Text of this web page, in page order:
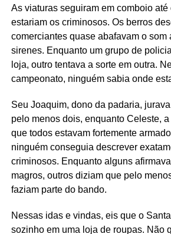
As viaturas seguiram em comboio
estariam os criminosos. Os berros
comerciantes quase abafavam o som
sirenes. Enquanto um grupo de
loja, outro tentava a sorte em outra.
campeonato, ninguém sabia onde
Seu Joaquim, dono da padaria,
pelo menos dois, enquanto Celeste,
que todos estavam fortemente
ninguém conseguia descrever
criminosos. Enquanto alguns
magros, outros diziam que pelo
faziam parte do bando.
Nessas idas e vindas, eis que o
sozinho em uma loja de roupas. Não